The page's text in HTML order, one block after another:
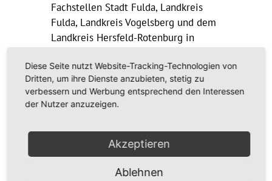
Fachstellen Stadt Fulda, Landkreis
Fulda, Landkreis Vogelsberg und dem
Landkreis Hersfeld-Rotenburg in
Polizeipräsidium Osthessen
organisiert.
Nähere Informationen und
Diese Seite nutzt Website-Tracking-Technologien von
Dritten, um ihre Dienste anzubieten, stetig zu
verbessern und Werbung entsprechend den Interessen
der Nutzer anzuzeigen.
Akzeptieren
Ablehnen